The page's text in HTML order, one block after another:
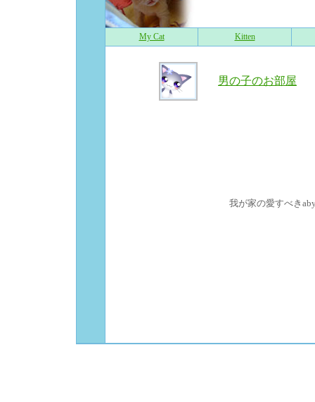
My Cat Kitten
男の子のお部屋
我が家の愛すべき